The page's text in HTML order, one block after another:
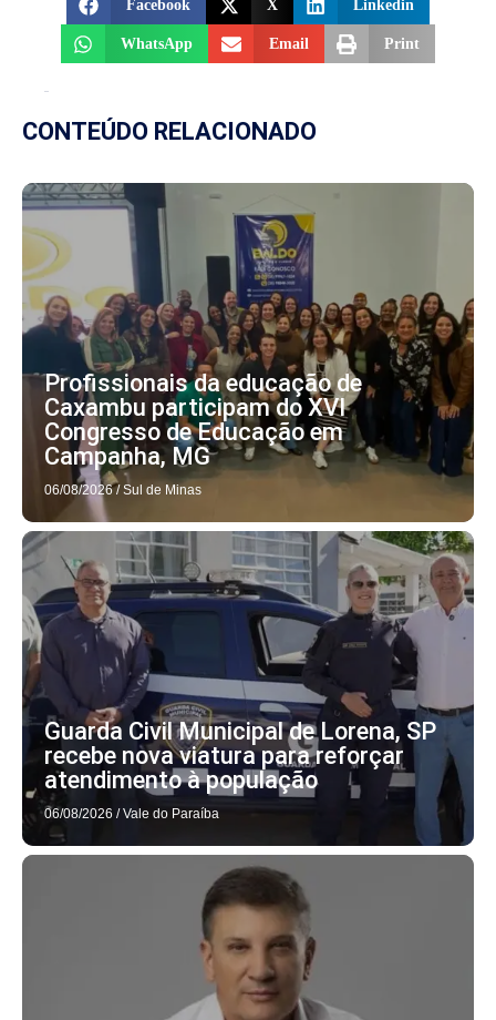
Facebook X Linkedin
WhatsApp Email Print
CONTEÚDO RELACIONADO
Profissionais da educação de
Caxambu participam do XVI
Congresso de Educação em
Campanha, MG
06/08/2026 / Sul de Minas
Guarda Civil Municipal de Lorena, SP
recebe nova viatura para reforçar
atendimento à população
06/08/2026 / Vale do Paraíba